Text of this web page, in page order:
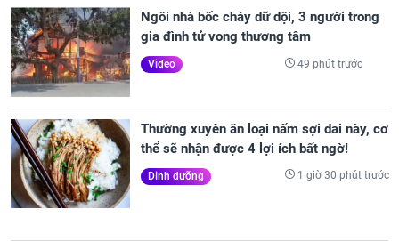
Ngôi nhà bốc cháy dữ dội, 3 người trong
gia đình tử vong thương tâm
Video 49 phút trước
Thường xuyên ăn loại nấm sợi dai này, cơ
thể sẽ nhận được 4 lợi ích bất ngờ!
Dinh dưỡng 1 giờ 30 phút trước